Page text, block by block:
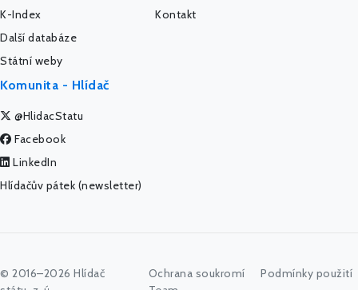
K-Index
Další databáze
Státní weby
Kontakt
Komunita - Hlídač
@HlidacStatu
Facebook
LinkedIn
Hlídačův pátek (newsletter)
© 2016–2026 Hlídač
Ochrana soukromí
Podmínky použití